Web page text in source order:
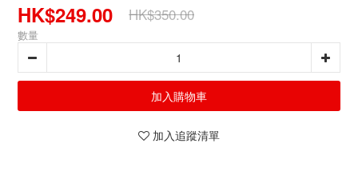
HK$249.00 HK$350.00
數量
加入購物車
加入追蹤清單